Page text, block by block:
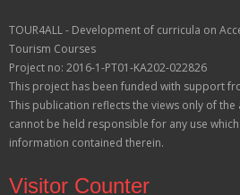
TOUR4ALL - Development of curricula on
Tourism Courses
Project no: 2016-1-PT01-KA202-022826
This project has been funded with support
This publication reflects the views only of
cannot be held responsible for any use
information contained therein.
Visitor Counter